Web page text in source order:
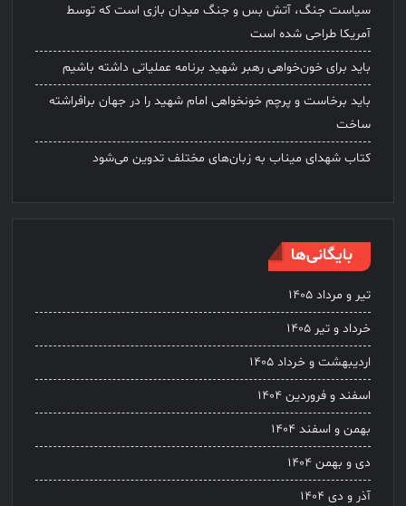
سیاست جنگ، آتش بس و جنگ میدان بازی است که توسط
آمریکا طراحی شده است
باید برای خون‌خواهی رهبر شهید برنامه عملیاتی داشته باشیم
باید برخاست و پرچم خونخواهی امام شهید را در جهان برافراشته
ساخت
کتاب شهدای میناب به زبان‌های مختلف تدوین می‌شود
بایگانی‌ها
تیر و مرداد ۱۴۰۵
خرداد و تیر ۱۴۰۵
اردیبهشت و خرداد ۱۴۰۵
اسفند و فروردین ۱۴۰۴
بهمن و اسفند ۱۴۰۴
دی و بهمن ۱۴۰۴
آذر و دی ۱۴۰۴